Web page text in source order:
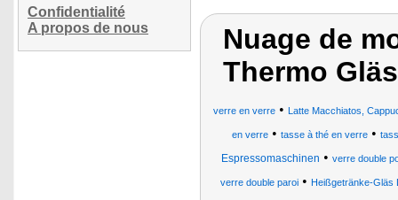
Confidentialité
A propos de nous
Nuage de
Thermo
verre en verre• Latte Macchiatos,
en verre• tasse à thé en verre•
Espressomaschinen • verre double
verre double paroi • Heißgetränke-Gläs